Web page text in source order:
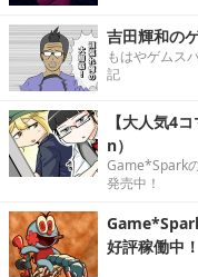
吉田輝和の
もはやゲムス
記
【大人気4
n）
Game*Spark
発売中！
好評稼働中！